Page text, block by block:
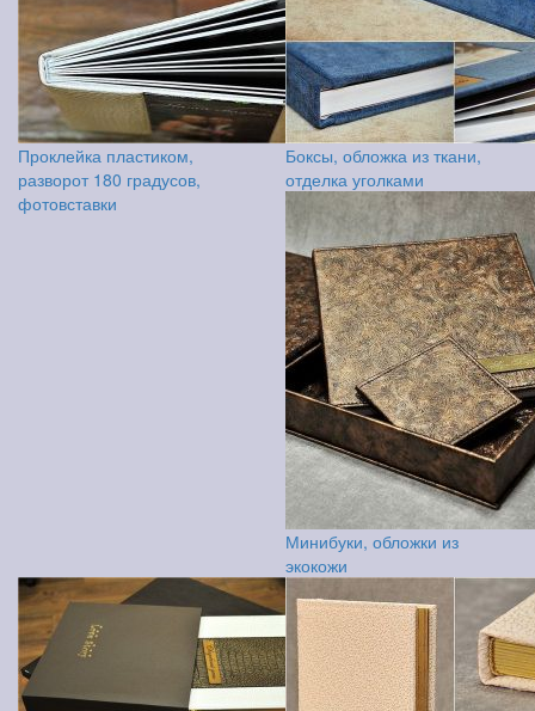
Проклейка пластиком,
разворот 180 градусов,
фотовставки
Боксы, обложка из ткани,
отделка уголками
Минибуки, обложки из
экокожи